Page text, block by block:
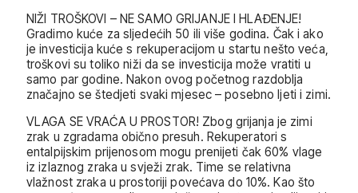
NIŽI TROŠKOVI – NE SAMO GRIJANJE I HLAĐENJE!
Gradimo kuće za sljedećih 50 ili više godina. Čak i ako
je investicija kuće s rekuperacijom u startu nešto veća,
troškovi su toliko niži da se investicija može vratiti u
samo par godine. Nakon ovog početnog razdoblja
značajno se štedjeti svaki mjesec – posebno ljeti i zimi.
VLAGA SE VRAĆA U PROSTOR! Zbog grijanja je zimi
zrak u zgradama obično presuh. Rekuperatori s
entalpijskim prijenosom mogu prenijeti čak 60% vlage
iz izlaznog zraka u svježi zrak. Time se relativna
vlažnost zraka u prostoriji povećava do 10%. Kao što